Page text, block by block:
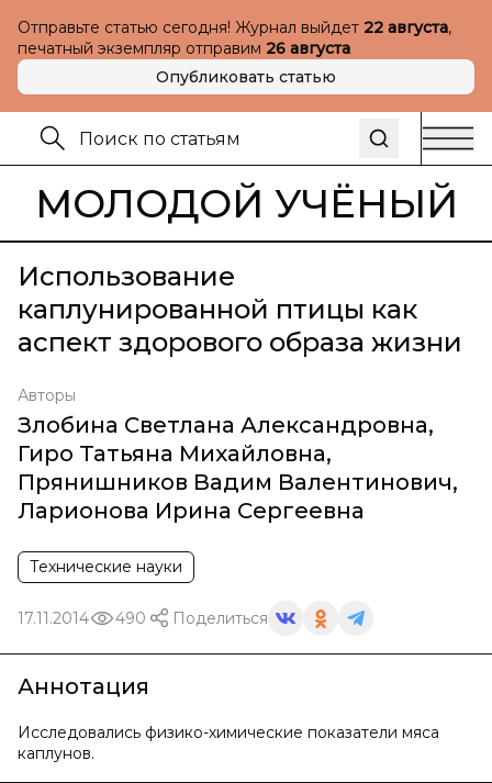
Отправьте статью сегодня! Журнал выйдет 22 августа,
печатный экземпляр отправим 26 августа
Опубликовать статью
МОЛОДОЙ УЧЁНЫЙ
Использование
каплунированной птицы как
аспект здорового образа жизни
Авторы
Злобина Светлана Александровна,
Гиро Татьяна Михайловна,
Прянишников Вадим Валентинович,
Ларионова Ирина Сергеевна
Технические науки
17.11.2014 490 Поделиться
Аннотация
Исследовались физикo-химические показатели мяса
каплунов.